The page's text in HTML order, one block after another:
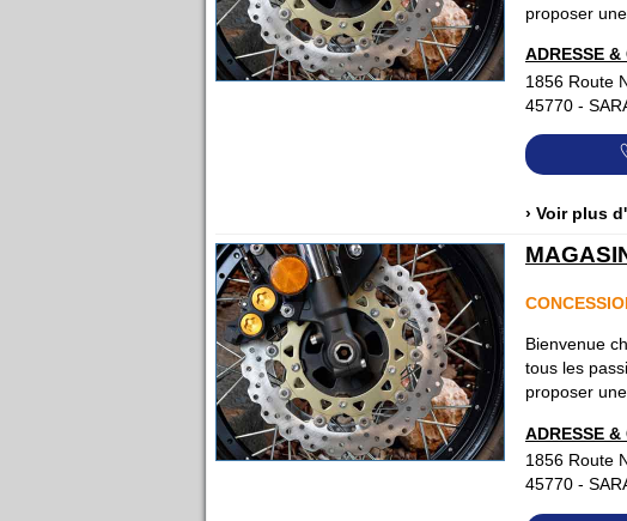
proposer
ADRESSE &
1856 Route
45770 -
› Voir plus
Bienvenue
tous les
proposer
ADRESSE &
1856 Route
45770 -